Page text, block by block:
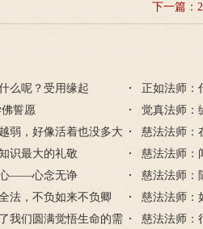
下一篇：
么呢？受用缘起
正如法师：
誓愿
觉真法师：
弱，好像活着也没多大
慈法法师：
识最大的礼敬
慈法法师：
心——心念无诤
慈法法师：
法，不负如来不负卿
慈法法师：
我们圆满觉悟生命的需
慈法法师：